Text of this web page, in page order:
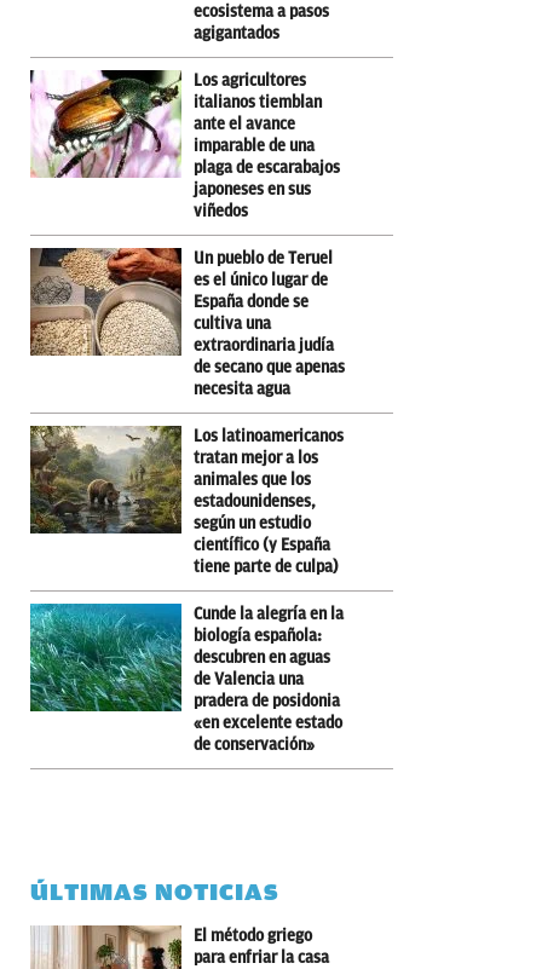
ecosistema a pasos
agigantados
Los agricultores
italianos tiemblan
ante el avance
imparable de una
plaga de escarabajos
japoneses en sus
viñedos
Un pueblo de Teruel
es el único lugar de
España donde se
cultiva una
extraordinaria judía
de secano que apenas
necesita agua
Los latinoamericanos
tratan mejor a los
animales que los
estadounidenses,
según un estudio
científico (y España
tiene parte de culpa)
Cunde la alegría en la
biología española:
descubren en aguas
de Valencia una
pradera de posidonia
«en excelente estado
de conservación»
ÚLTIMAS NOTICIAS
El método griego
para enfriar la casa